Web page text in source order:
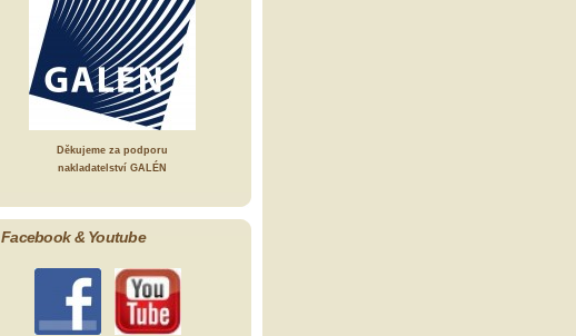
Děkujeme za podporu
nakladatelství GALÉN
Facebook & Youtube